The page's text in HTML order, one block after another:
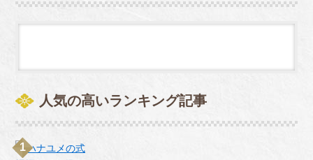
度も足を運んでも良いのです。
一番のお勧めな参加件数は3件が
ができるので、とても便利で
人気の高いランキング記事